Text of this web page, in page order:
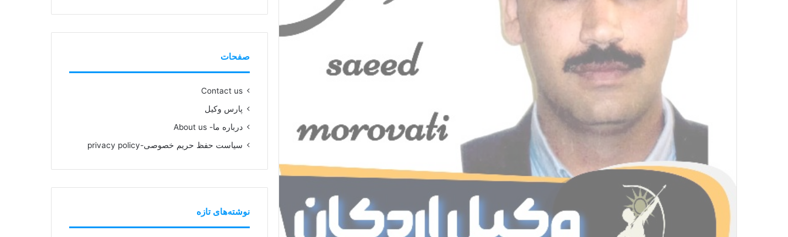
صفحات
Contact us
پارس وکیل
درباره ما- About us
سیاست حفظ حریم خصوصی-privacy policy
نوشته‌های تازه